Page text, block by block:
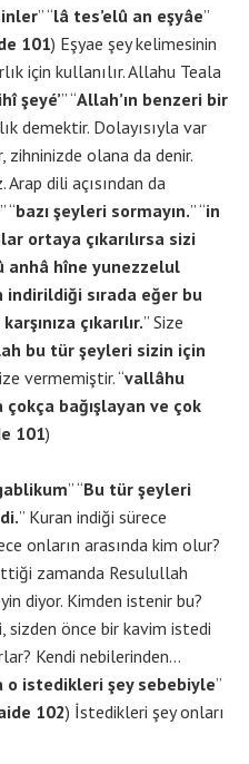
” “lâ tes’elû an eşyâe”
101) Eşyae şey kelimesinin
için kullanılır. Allahu Teala
şeyé’” “Allah’ın benzeri bir
demektir. Dolayısıyla var
zihninizde olana da denir.
dili açısından da
” “bazı şeyleri sormayın.” “in
ortaya çıkarılırsa sizi
anhâ hîne yunezzelul
indirildiği sırada eğer bu
çıkarılır.” Size
bu tür şeyleri sizin için
vermemiştir. “vallâhu
bağışlayan ve çok
101)
” “Bu tür şeyleri
” Kuran indiği sürece
onların arasında kim olur?
zamanda Resulullah
diyor. Kimden istenir bu?
sizden önce bir kavim istedi
Kendi nebilerinden…
o istedikleri şey sebebiyle”
102) İstedikleri şey onları